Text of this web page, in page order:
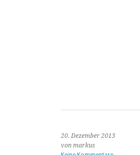
20. Dezember 2013
von markus